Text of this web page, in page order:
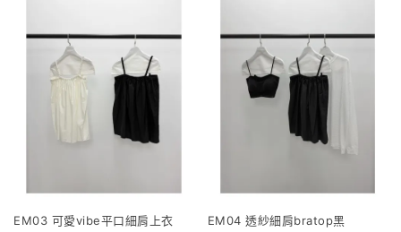
EM03 可愛vibe平口細肩上衣
EM04 透紗細肩bratop黑